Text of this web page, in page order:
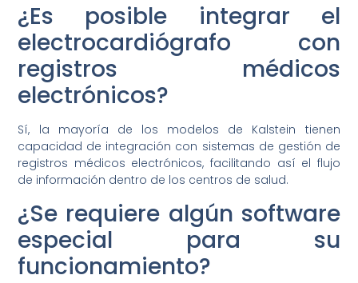
¿Es posible integrar el
electrocardiógrafo con
registros médicos
electrónicos?
Sí, la mayoría de los modelos de Kalstein tienen
capacidad de integración con sistemas de gestión de
registros médicos electrónicos, facilitando así el flujo
de información dentro de los centros de salud.
¿Se requiere algún software
especial para su
funcionamiento?